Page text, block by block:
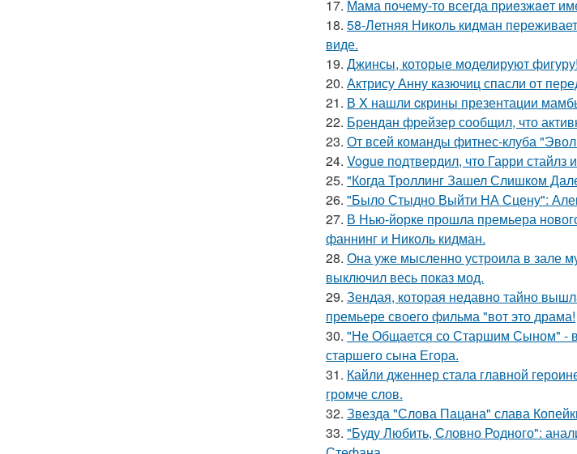
17. Мама почему-то всегда пpиeзжaeт
18. 58-Летняя Николь кидман
виде.
19. Джинсы, которые моделируют фигуру!
20. Актрису Анну казючиц спасли от
21. В X нашли cкрины презентации
22. Брендан фрейзер сообщил, что
23. От всей команды фитнес-клуба
24. Vogue подтвердил, что Гарри
25. "Когда Троллинг Зашел Слишком
26. "Было Стыдно Выйти НА Сцену":
27. В Нью-йорке прошла премьера
фаннинг и Николь кидман.
28. Она уже мысленно устроила в зале
выключил весь показ мод.
29. Зендая, которая недавно тайно
премьере своего фильма "вот это драма!
30. "Не Общается со Старшим Сыном" - в
старшего сына Егора.
31. Кайли дженнер стала главной
громче слов.
32. Звезда "Слова Пацана" слава
33. "Буду Любить, Словно Родного":